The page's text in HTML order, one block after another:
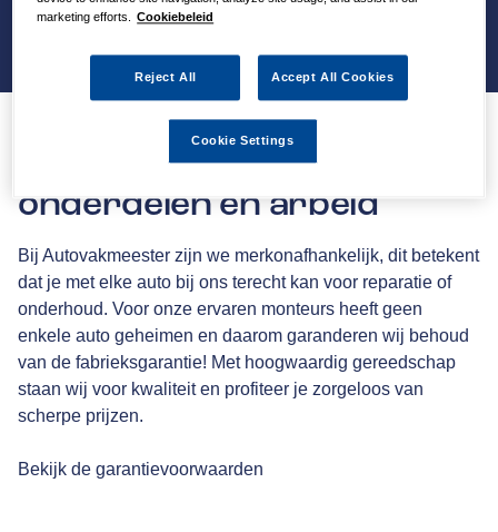
36 maanden garantie op
onderdelen en arbeid
Bij Autovakmeester zijn we merkonafhankelijk, dit betekent
dat je met elke auto bij ons terecht kan voor reparatie of
onderhoud. Voor onze ervaren monteurs heeft geen
enkele auto geheimen en daarom garanderen wij behoud
van de fabrieksgarantie! Met hoogwaardig gereedschap
staan wij voor kwaliteit en profiteer je zorgeloos van
scherpe prijzen.
Bekijk de garantievoorwaarden
marketing efforts. Cookiebeleid
Reject All Accept All Cookies
Cookie Settings